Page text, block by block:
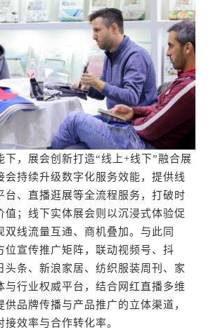
，展会创新打造“线上+线下”融合展
会持续升级数字化服务效能，提供线
台、直播逛展等全流程服务，打破时
值；线下实体展会则以沉浸式体验促
双线流量互通、商机叠加。与此同
位宣传推广矩阵，联动视频号、抖
头条、新浪家居、纺织服装周刊、家
与行业权威平台，结合网红直播多维
供品牌传播与产品推广的立体渠道，
效率与合作转化率。